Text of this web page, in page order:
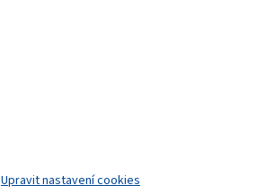
Upravit nastavení cookies